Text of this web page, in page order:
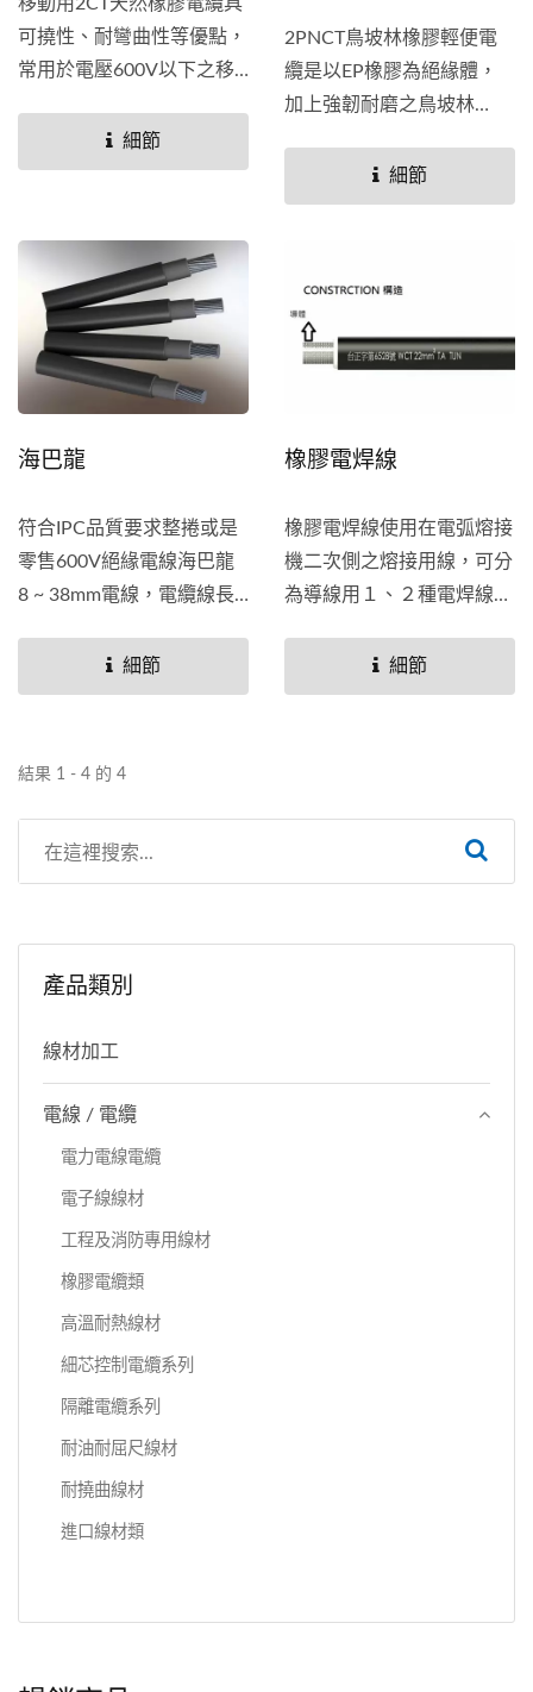
移動用2CT天然橡膠電纜具
可撓性、耐彎曲性等優點，
常用於電壓600V以下之移
天然橡膠為絕緣及被覆之移
動用電纜。
細節
2PNCT鳥坡林橡膠輕便電
纜是以EP橡膠為絕緣體，
加上強韌耐磨之鳥坡林
體，具有優良之電氣特性，
柔軟性及高度的機械強度，
細節
海巴龍
符合IPC品質要求整捲或是
零售600V絕緣電線海巴龍
8 ~ 38mm電線，電纜線長
電器線、引線、變壓器引線
和電機引線或用於需要耐
品的任何應用，裕泰持續提
舉凡ISO、CE都有認證提供
控制器。線材品牌:LAPP、
如線材焊接、壓接、連續壓
細節
橡膠電焊線
橡膠電焊線使用在電弧熔接
機二次側之熔接用線，可分
為導線用１、２種電焊線
器用１、２種電焊線
（WRCT，WRNCT）。
細節
結果 1 - 4 的 4
產品類別
線材加工
電線 / 電纜
電力電線電纜
電子線線材
工程及消防專用線材
橡膠電纜類
高溫耐熱線材
細芯控制電纜系列
隔離電纜系列
耐油耐屈尺線材
耐撓曲線材
進口線材類